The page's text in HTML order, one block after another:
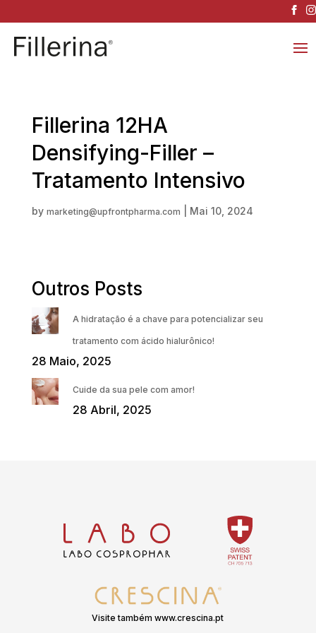
Fillerina 12HA
Densifying-Filler –
Tratamento Intensivo
by marketing@upfrontpharma.com Mai 10, 2024
Outros Posts
A hidratação é a chave para potencializar seu
tratamento com ácido hialurônico!
28 Maio, 2025
Cuide da sua pele com amor!
28 Abril, 2025
Visite também www.crescina.pt